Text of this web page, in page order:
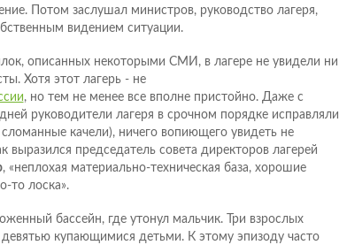
Потом заслушал министров, руководство лагеря,
видением ситуации.
описанных некоторыми СМИ, в лагере не увидели ни
Хотя этот лагерь - не
, но тем не менее все вполне пристойно. Даже с
руководители лагеря в срочном порядке исправляли
качели), ничего вопиющего увидеть не
выразился председатель совета директоров лагерей
, «неплохая материально-техническая база, хорошие
то лоска».
бассейн, где утонул мальчик. Три взрослых
девятью купающимися детьми. К этому эпизоду часто